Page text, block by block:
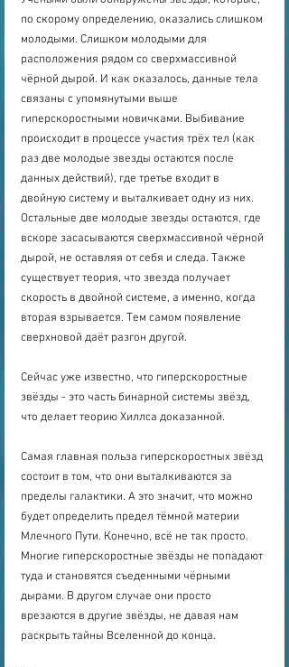
по скорому определению, оказались слишком
молодыми. Слишком молодыми для
расположения рядом со сверхмассивной
чёрной дырой. И как оказалось, данные тела
связаны с упомянутыми выше
гиперскоростными новичками. Выбивание
происходит в процессе участия трёх тел (как
раз две молодые звезды остаются после
данных действий), где третье входит в
двойную систему и выталкивает одну из них.
Остальные две молодые звезды остаются, где
вскоре засасываются сверхмассивной чёрной
дырой, не оставляя от себя и следа. Также
существует теория, что звезда получает
скорость в двойной системе, а именно, когда
вторая взрывается. Тем самом появление
сверхновой даёт разгон другой.
Сейчас уже известно, что гиперскоростные
звёзды - это часть бинарной системы звёзд,
что делает теорию Хиллса доказанной.
Самая главная польза гиперскоростных звёзд
состоит в том, что они выталкиваются за
пределы галактики. А это значит, что можно
будет определить предел тёмной материи
Млечного Пути. Конечно, всё не так просто.
Многие гиперскоростные звёзды не попадают
туда и становятся съеденными чёрными
дырами. В другом случае они просто
врезаются в другие звёзды, не давая нам
раскрыть тайны Вселенной до конца.